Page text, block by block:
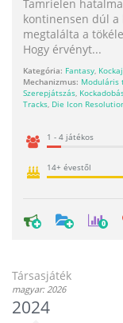
Tamrielen
kontinensen dúl a
megtalálta a
Hogy érvényt...
Kategória: Fantasy,
Mechanizmus: Moduláris
Szerepjátszás,
Tracks, Die Icon
1 - 4 játékos
14+ évestől
0
Társasjáték
magyar: 2026
2024